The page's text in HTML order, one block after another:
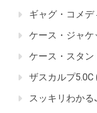
ギャグ・コメデ
ケース・ジャケ
ケース・スタン
ザスカルプ5.0C
スッキリわかる